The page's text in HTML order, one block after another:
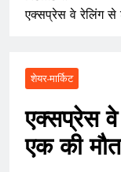
एक्सप्रेस वे रेलिंग से
शेयर-मार्किट
एक्सप्रेस
एक की